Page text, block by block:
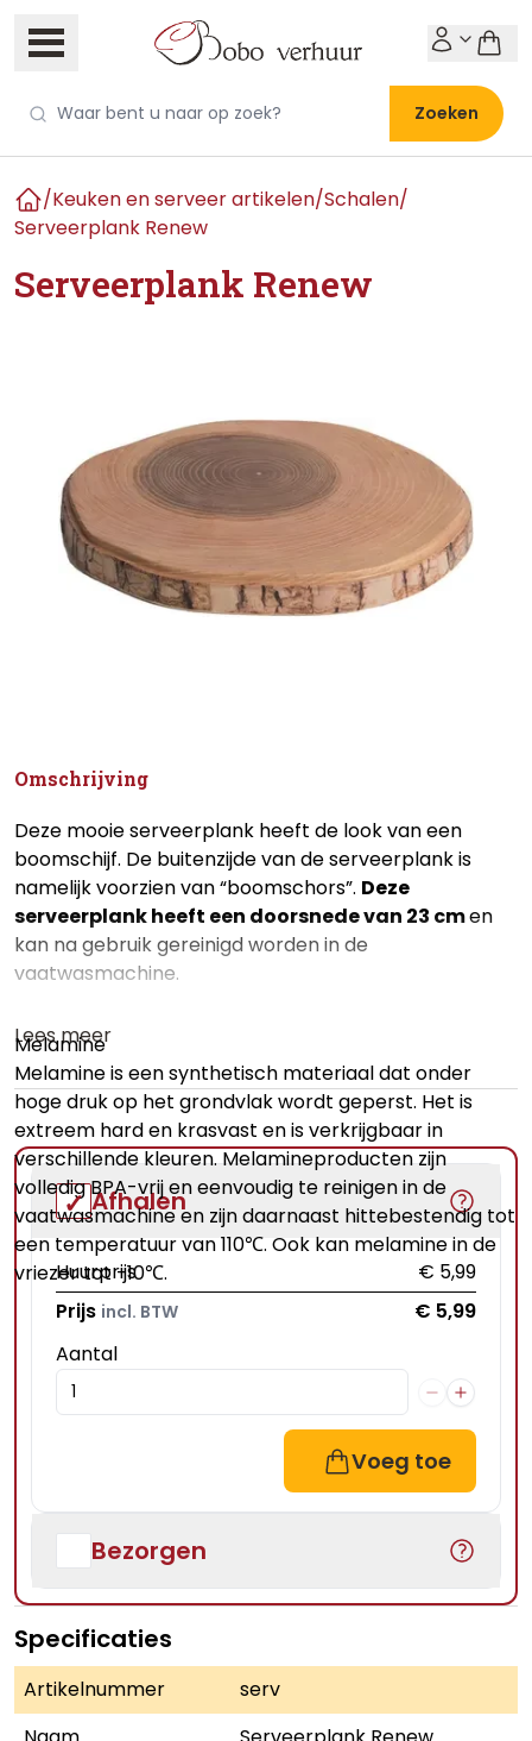
Zoeken
Home
/Keuken en serveer artikelen/Schalen/
Serveerplank Renew
Serveerplank Renew
Omschrijving
Deze mooie serveerplank heeft de look van een
boomschijf. De buitenzijde van de serveerplank is
namelijk voorzien van “boomschors”. Deze
serveerplank heeft een doorsnede van 23 cmen
kan na gebruik gereinigd worden in de
vaatwasmachine.
Melamine
Melamine is een synthetisch materiaal dat onder
hoge druk op het grondvlak wordt geperst. Het is
extreem hard en krasvast en is verkrijgbaar in
verschillende kleuren. Melamineproducten zijn
volledig BPA-vrij en eenvoudig te reinigen in de
vaatwasmachine en zijn daarnaast hittebestendig tot
een temperatuur van 110℃. Ook kan melamine in de
vriezer tot -10℃.
Lees meer
Afhalen
Huurprijs
€ 5,99
Prijs incl. BTW
€ 5,99
Aantal
Voeg toe
Bezorgen
Specificaties
Artikelnummer
serv